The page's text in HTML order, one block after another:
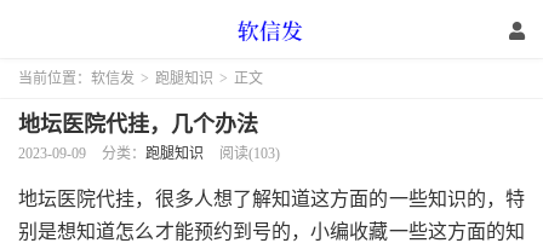
当前位置： 软信发 > 跑腿知识 > 正文
地坛医院代挂，几个办法
2023-09-09 分类： 跑腿知识 阅读(103)
地坛医院代挂，很多人想了解知道这方面的一些知识的，特
别是想知道怎么才能预约到号的，小编收藏一些这方面的知